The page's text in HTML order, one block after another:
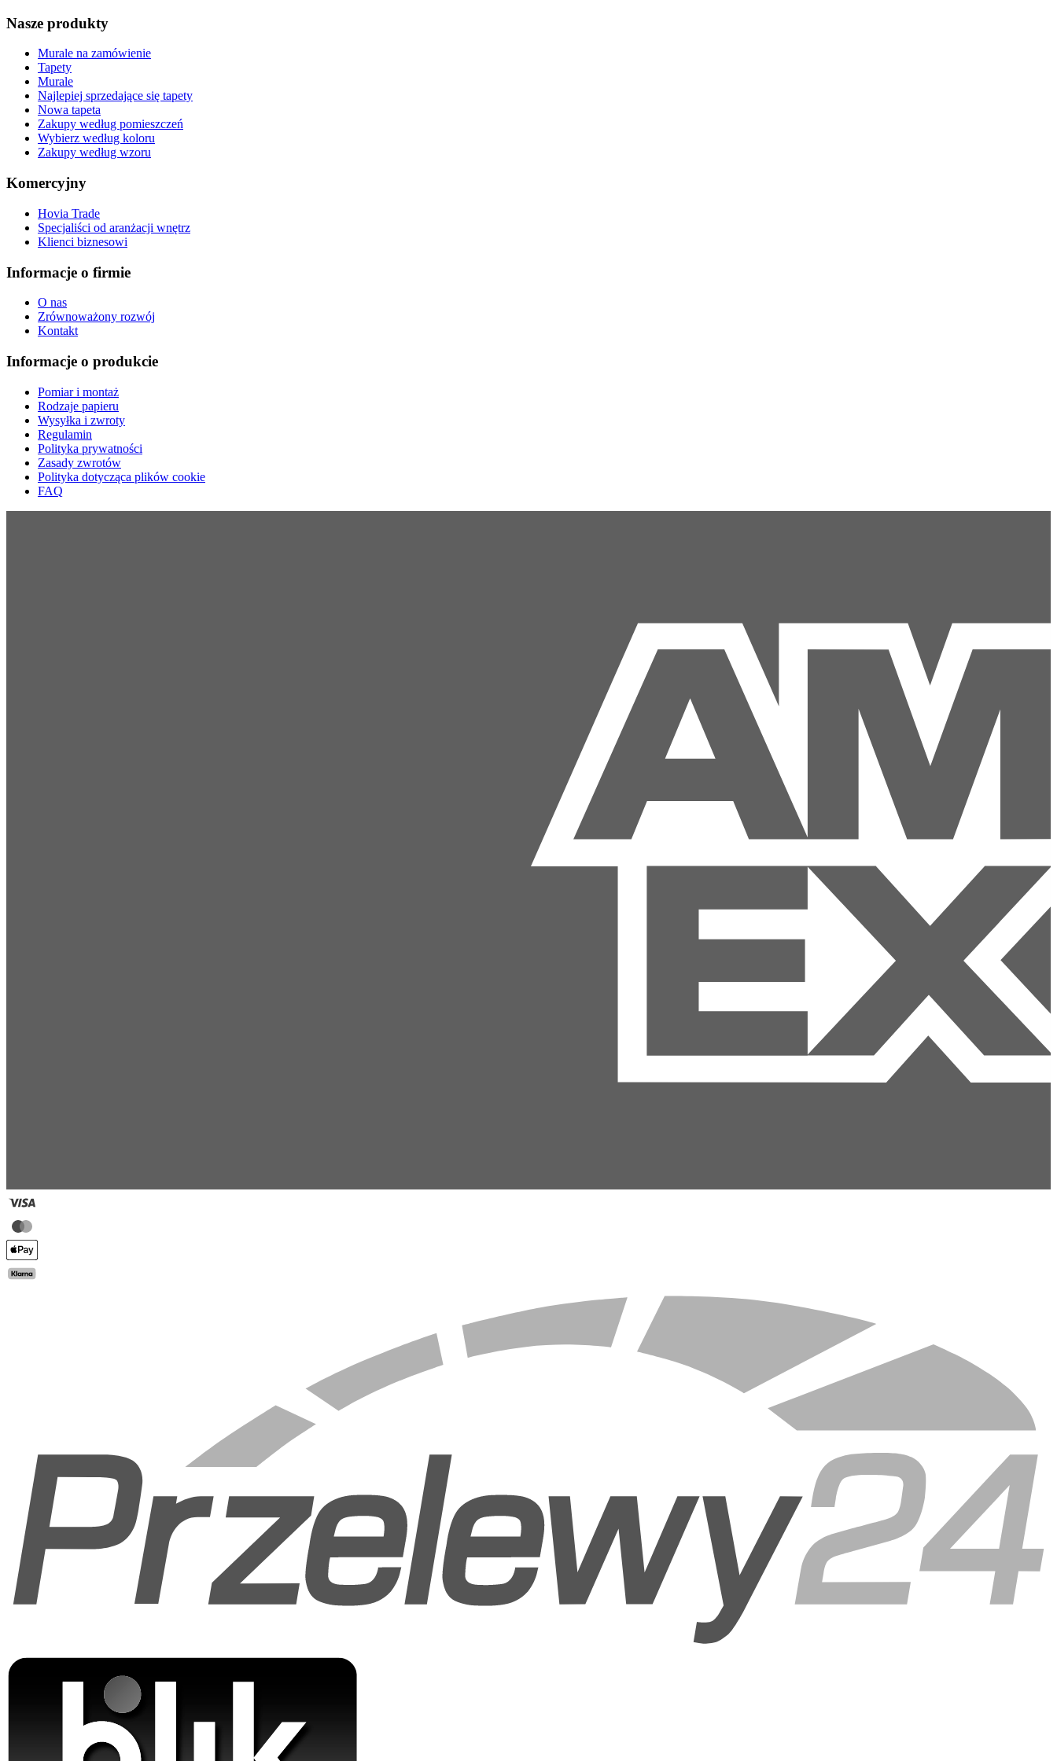
Nasze produkty
Murale na zamówienie
Tapety
Murale
Najlepiej sprzedające się tapety
Nowa tapeta
Zakupy według pomieszczeń
Wybierz według koloru
Zakupy według wzoru
Komercyjny
Hovia Trade
Specjaliści od aranżacji wnętrz
Klienci biznesowi
Informacje o firmie
O nas
Zrównoważony rozwój
Kontakt
Informacje o produkcie
Pomiar i montaż
Rodzaje papieru
Wysyłka i zwroty
Regulamin
Polityka prywatności
Zasady zwrotów
Polityka dotycząca plików cookie
FAQ